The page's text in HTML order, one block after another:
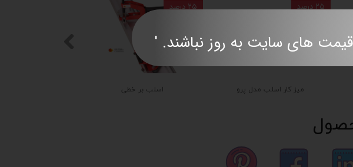
اسلب بر خطی
۲۵ درصد
میز کار اسلب مدل پرو
۲۵ درصد
های سایت به روز نباشند. '​​​​​​​​​​​​​​